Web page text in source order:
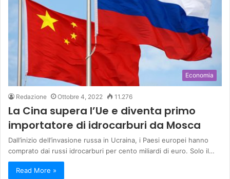
Economia
Redazione Ottobre 4, 2022 11.276
La Cina supera l’Ue e diventa primo
importatore di idrocarburi da Mosca
Dall’inizio dell’invasione russa in Ucraina, i Paesi europei hanno
comprato dai russi idrocarburi per cento miliardi di euro. Solo il…
Read More »